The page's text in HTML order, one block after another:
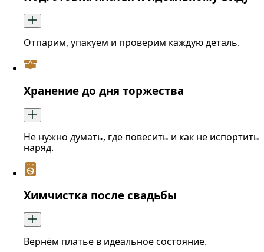
Отпарим, упакуем и проверим каждую деталь.
Хранение до дня торжества
Не нужно думать, где повесить и как не испортить
наряд.
Химчистка после свадьбы
Вернём платье в идеальное состояние.